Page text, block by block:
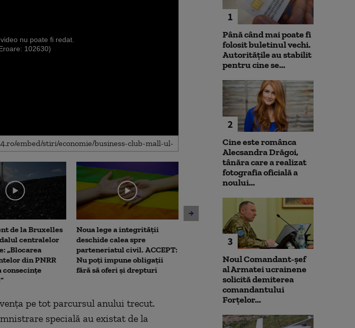
nu poate fi redat.
102630)
de la Bruxelles
centralelor
„Blocarea
din PNRR
consecințe
Noua lege a integrității
deschide calea spre
parteneriatul civil. ACCEPT:
Nu poți impune obligații
fără să oferi și drepturi
Unitatea 2 de la Cernavodă
ar putea fi oprită dacă
Dunărea continuă să scadă.
Ce spune directorul
Patru mari
deja să aplice
limitarea
curent
Capitala
pe tot parcursul anului trecut.
specială au existat de la
1
Până când mai poate fi
folosit buletinul vechi.
Autoritățile au stabilit
pentru cine se...
2
Cine este românca
Alecsandra Drăgoi,
tânăra care a realizat
fotografia oficială a
noului...
3
Noul Comandant-șef
al Armatei ucrainene
solicită demiterea
comandantului
Forțelor...